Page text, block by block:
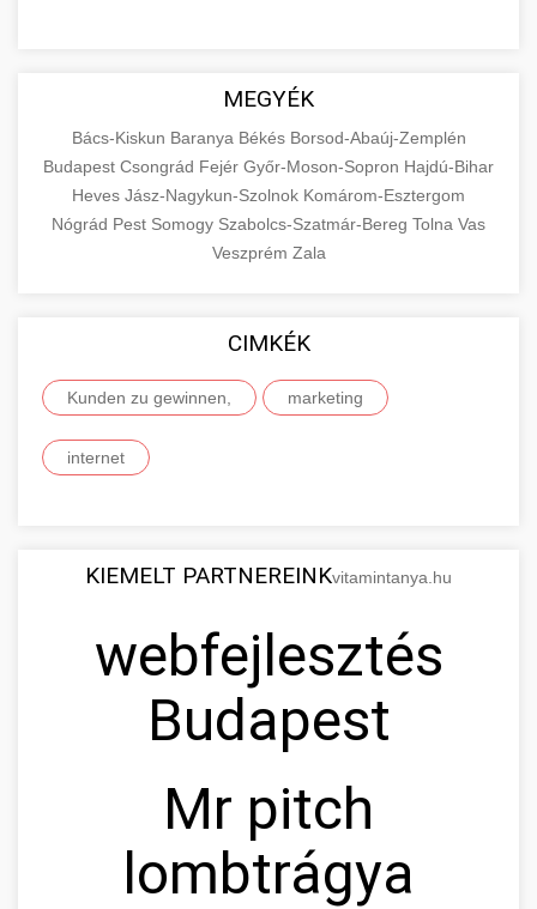
MEGYÉK
Bács-Kiskun Baranya Békés Borsod-Abaúj-Zemplén
Budapest Csongrád Fejér Győr-Moson-Sopron Hajdú-Bihar
Heves Jász-Nagykun-Szolnok Komárom-Esztergom
Nógrád Pest Somogy Szabolcs-Szatmár-Bereg Tolna Vas
Veszprém Zala
CIMKÉK
Kunden zu gewinnen, marketing
internet
KIEMELT PARTNEREINKvitamintanya.hu
webfejlesztés
Budapest
Mr pitch
lombtrágya